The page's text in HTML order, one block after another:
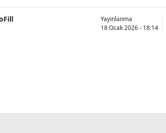
Yayınlanma
18 Ocak 2026 - 18:14